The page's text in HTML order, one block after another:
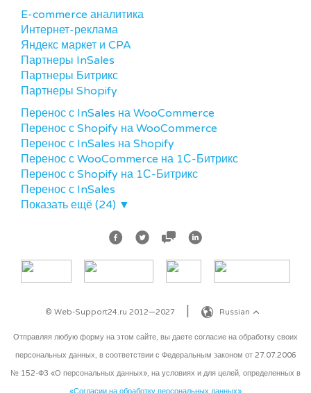
E-commerce аналитика
Интернет-реклама
Яндекс маркет и CPA
Партнеры InSales
Партнеры Битрикс
Партнеры Shopify
Перенос с InSales на WooCommerce
Перенос с Shopify на WooCommerce
Перенос с InSales на Shopify
Перенос с WooCommerce на 1С-Битрикс
Перенос с Shopify на 1С-Битрикс
Перенос с InSales
Показать ещё (24) ▼
© Web-Support24.ru 2012—2027 Russian
Отправляя любую форму на этом сайте, вы даете согласие на обработку своих
персональных данных, в соответствии с Федеральным законом от 27.07.2006
№ 152-ФЗ «О персональных данных», на условиях и для целей, определенных в
«Согласии на обработку персональных данных»